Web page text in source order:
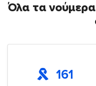
Όλα τα νούμερα
161